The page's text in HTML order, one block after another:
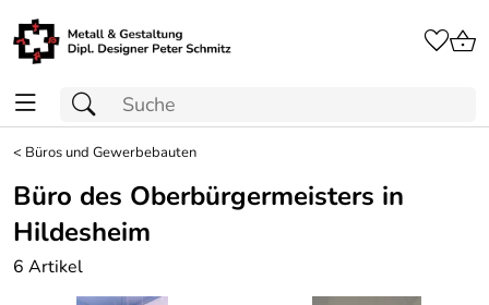
< Büros und Gewerbebauten
Büro des Oberbürgermeisters in
Hildesheim
6 Artikel